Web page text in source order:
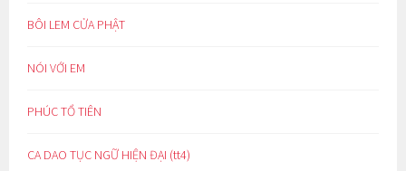
BÔI LEM CỬA PHẬT
NÓI VỚI EM
PHÚC TỔ TIÊN
CA DAO TỤC NGỮ HIỆN ĐẠI (tt4)